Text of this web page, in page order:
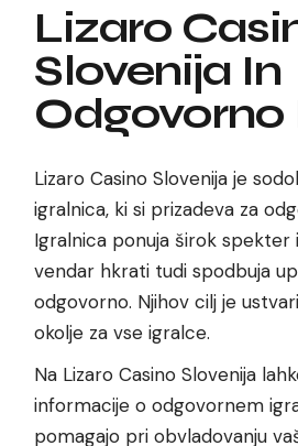
Lizaro
Slovenija In
Odgovorno
Lizaro Casino Slovenija je
igralnica, ki si prizadeva za
Igralnica ponuja širok spekter
vendar hkrati tudi spodbuja
odgovorno. Njihov cilj je
okolje za vse igralce.
Na Lizaro Casino Slovenija
informacije o odgovornem
pomagajo pri obvladovanju